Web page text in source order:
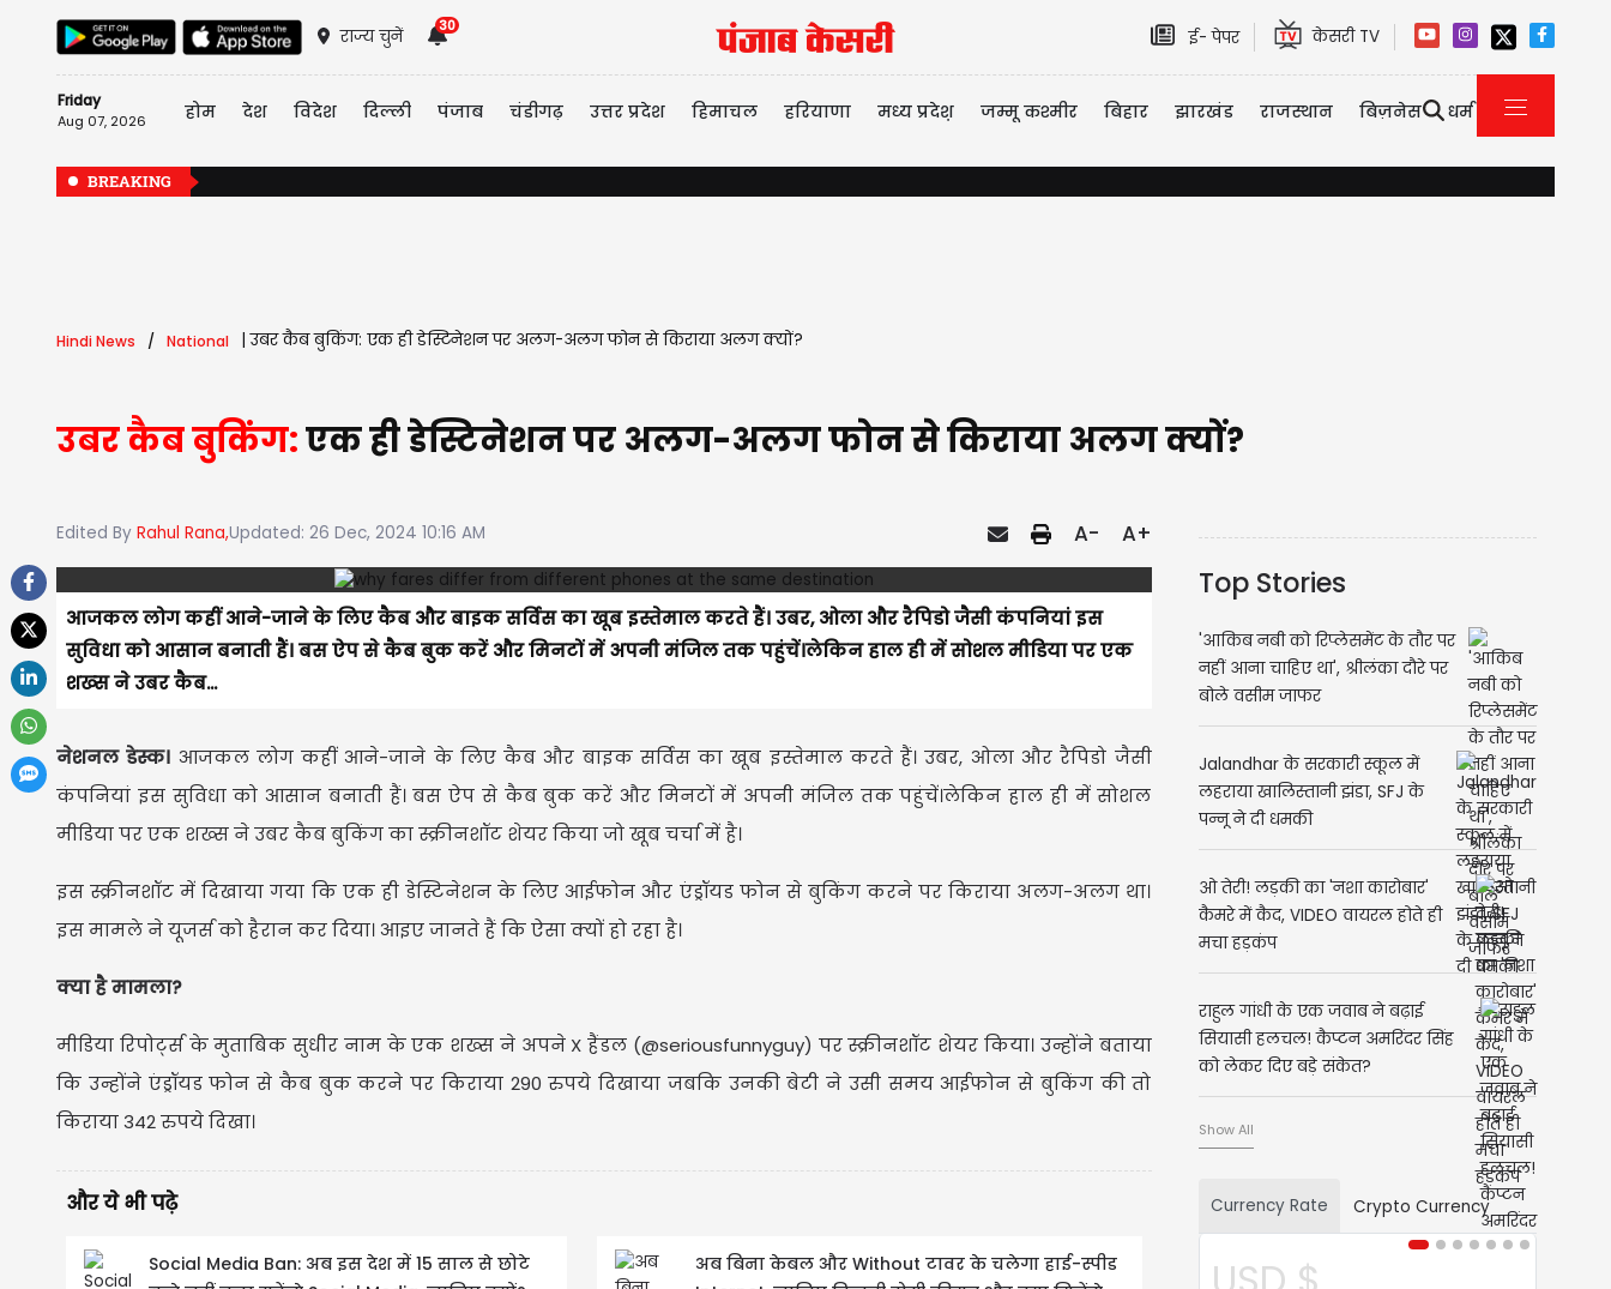
राज्य चुनें
30
ई- पेपर केसरी TV
Friday
Aug 07, 2026 होम देश विदेश दिल्ली पंजाब चंडीगढ़ उत्तर प्रदेश हिमाचल हरियाणा मध्य प्रदेश़ जम्मू कश्मीर बिहार झारखंड राजस्थान बिज़नेस धर्म
BREAKING
Hindi News National |उबर कैब बुकिंग: एक ही डेस्टिनेशन पर अलग-अलग फोन से किराया अलग क्यों?
उबर कैब बुकिंग:एक ही डेस्टिनेशन पर अलग-अलग फोन से किराया अलग क्यों?
Edited By Rahul Rana,Updated: 26 Dec, 2024 10:16 AM A- A+
आजकल लोग कहीं आने-जाने के लिए कैब और बाइक सर्विस का खूब इस्तेमाल करते हैं। उबर, ओला और रैपिडो जैसी कंपनियां इस
सुविधा को आसान बनाती हैं। बस ऐप से कैब बुक करें और मिनटों में अपनी मंजिल तक पहुंचें।लेकिन हाल ही में सोशल मीडिया पर एक
शख्स ने उबर कैब...
नेशनल डेस्क। आजकल लोग कहीं आने-जाने के लिए कैब और बाइक सर्विस का खूब इस्तेमाल करते हैं। उबर, ओला और रैपिडो जैसी
कंपनियां इस सुविधा को आसान बनाती हैं। बस ऐप से कैब बुक करें और मिनटों में अपनी मंजिल तक पहुंचें।लेकिन हाल ही में सोशल
मीडिया पर एक शख्स ने उबर कैब बुकिंग का स्क्रीनशॉट शेयर किया जो खूब चर्चा में है।
इस स्क्रीनशॉट में दिखाया गया कि एक ही डेस्टिनेशन के लिए आईफोन और एंड्रॉयड फोन से बुकिंग करने पर किराया अलग-अलग था।
इस मामले ने यूजर्स को हैरान कर दिया। आइए जानते हैं कि ऐसा क्यों हो रहा है।
क्या है मामला?
मीडिया रिपोर्ट्स के मुताबिक सुधीर नाम के एक शख्स ने अपने X हैंडल (@seriousfunnyguy) पर स्क्रीनशॉट शेयर किया। उन्होंने बताया
कि उन्होंने एंड्रॉयड फोन से कैब बुक करने पर किराया 290 रुपये दिखाया जबकि उनकी बेटी ने उसी समय आईफोन से बुकिंग की तो
किराया 342 रुपये दिखा।
और ये भी पढ़े
Social Media Ban: अब इस देश में 15 साल से छोटे
अब बिना केबल और Without टावर के चलेगा हाई-स्पीड
Top Stories
'आकिब नबी को रिप्लेसमेंट के तौर पर
नहीं आना चाहिए था', श्रीलंका दौरे पर
बोले वसीम जाफर
Jalandhar के सरकारी स्कूल में
लहराया खालिस्तानी झंडा, SFJ के
पन्नू ने दी धमकी
ओ तेरी! लड़की का 'नशा कारोबार'
कैमरे में कैद, VIDEO वायरल होते ही
मचा हड़कंप
राहुल गांधी के एक जवाब ने बढ़ाई
सियासी हलचल! कैप्टन अमरिंदर सिंह
को लेकर दिए बड़े संकेत?
Show All
Currency Rate Crypto Currency